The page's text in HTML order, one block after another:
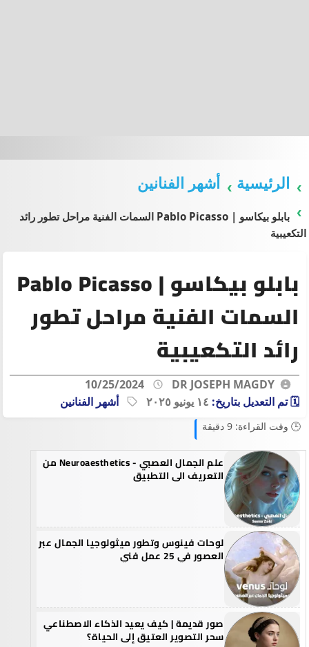
الرئيسية أشهر الفنانين
بابلو بيكاسو | Pablo Picasso السمات الفنية مراحل تطور رائد
التكعيبية
بابلو بيكاسو | Pablo Picasso
السمات الفنية مراحل تطور
رائد التكعيبية
DR JOSEPH MAGDY
10/25/2024
🗓️ تم التعديل بتاريخ: ١٤ يونيو ٢٠٢٥ أشهر الفنانين
🕒 وقت القراءة: 9 دقيقة
علم الجمال العصبي - Neuroaesthetics من
التعريف الى التطبيق
لوحات فينوس وتطور ميثولوجيا الجمال عبر
العصور في 25 عمل فني
صور قديمة | كيف يعيد الذكاء الاصطناعي
سحر التصوير العتيق إلى الحياة؟